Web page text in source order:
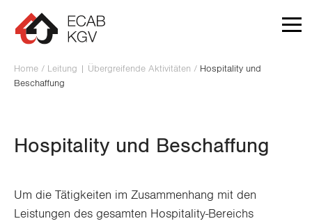
Home / Leitung | Übergreifende Aktivitäten / Hospitality und
Beschaffung
Hospitality und Beschaffung
Um die Tätigkeiten im Zusammenhang mit den
Leistungen des gesamten Hospitality-Bereichs